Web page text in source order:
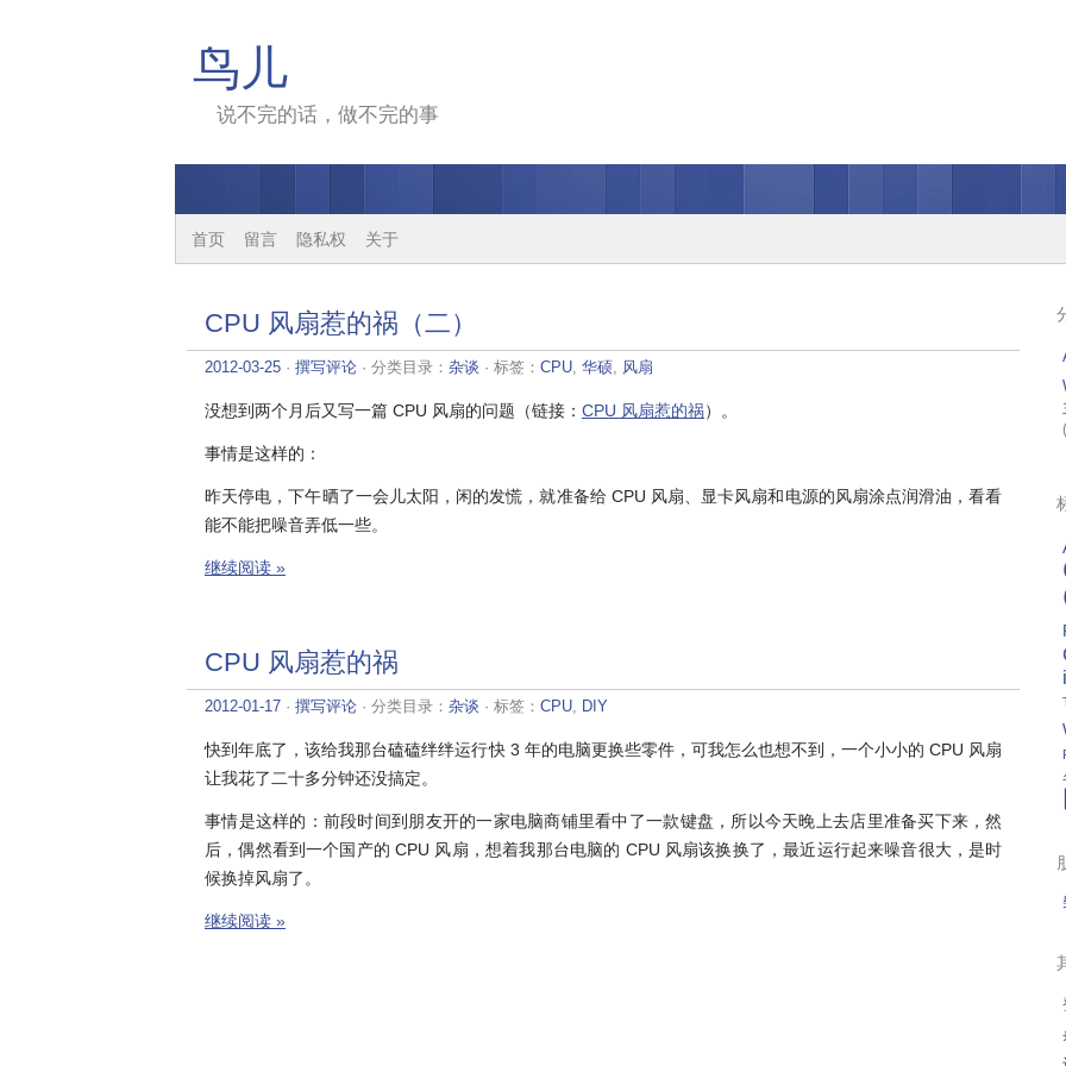
鸟儿
说不完的话，做不完的事
首页 留言 隐私权 关于
CPU 风扇惹的祸（二）
2012-03-25 · 撰写评论 · 分类目录： 杂谈 · 标签： CPU, 华硕, 风扇
没想到两个月后又写一篇 CPU 风扇的问题（链接： CPU 风扇惹的祸）。
事情是这样的：
昨天停电，下午晒了一会儿太阳，闲的发慌，就准备给 CPU 风扇、显卡风扇和电源的风扇涂点润滑油，看看
能不能把噪音弄低一些。
继续阅读 »
CPU 风扇惹的祸
2012-01-17 · 撰写评论 · 分类目录： 杂谈 · 标签： CPU, DIY
快到年底了，该给我那台磕磕绊绊运行快 3 年的电脑更换些零件，可我怎么也想不到，一个小小的 CPU 风扇
让我花了二十多分钟还没搞定。
事情是这样的：前段时间到朋友开的一家电脑商铺里看中了一款键盘，所以今天晚上去店里准备买下来，然
后，偶然看到一个国产的 CPU 风扇，想着我那台电脑的 CPU 风扇该换换了，最近运行起来噪音很大，是时
候换掉风扇了。
继续阅读 »